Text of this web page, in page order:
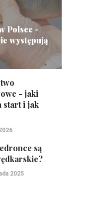
Polsce -
występują
- jaki
start i jak
są
2025